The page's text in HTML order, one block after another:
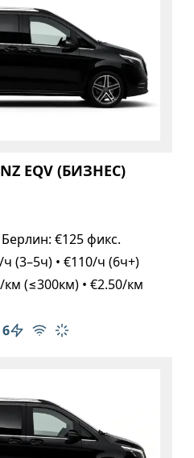
EQV (БИЗНЕС)
€125 фикс.
(3–5ч) • €110/ч (6ч+)
км (≤300км) • €2.50/км
пассажиров: 6
6 багажа: 6
Электромобиль
Бесплатный Wi-Fi
Климат-контроль